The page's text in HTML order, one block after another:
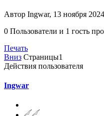
Автор Ingwar, 13 ноября
0 Пользователи и 1 гость
Печать
Вниз Страницы1
Действия пользователя
Ingwar